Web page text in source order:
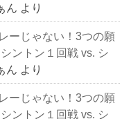
ん より
ーじゃない！3つの願
ントン１回戦 vs. シ
ん より
ーじゃない！3つの願
ントン１回戦 vs. シ